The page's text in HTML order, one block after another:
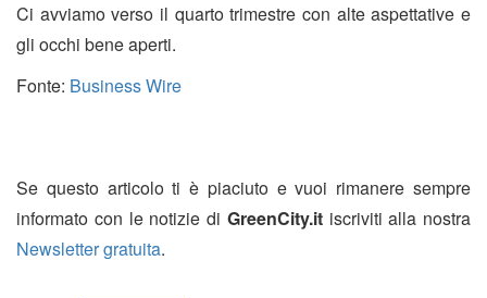
Ci avviamo verso il quarto trimestre con alte aspettative e
gli occhi bene aperti.
Fonte: Business Wire
Se questo articolo ti è piaciuto e vuoi rimanere sempre
informato con le notizie di GreenCity.itiscriviti alla nostra
Newsletter gratuita.